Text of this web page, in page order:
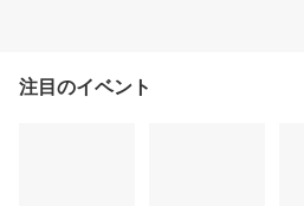
注目のイベント